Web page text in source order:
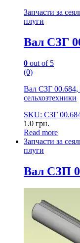
Запчасти за
плуги
Вал СЗГ
0 out of 5
(0)
Вал СЗГ 00.684,
сельхозтехники
SKU: СЗГ
1.0 грн.
Read more
Запчасти за
плуги
Вал СЗП